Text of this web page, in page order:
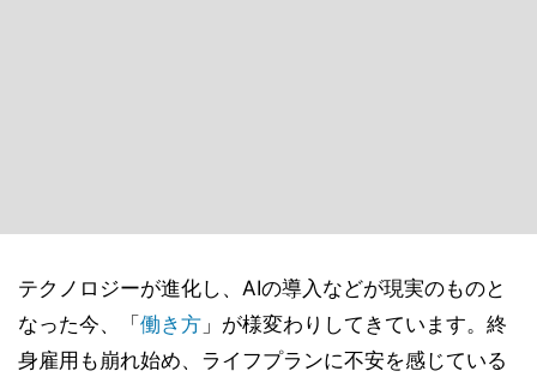
テクノロジーが進化し、AIの導入などが現実のものと
なった今、「 働き方 」が様変わりしてきています。終
身雇用も崩れ始め、ライフプランに不安を感じている